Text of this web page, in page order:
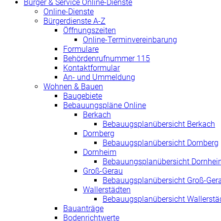
Bürger & Service Online-Dienste
Online-Dienste
Bürgerdienste A-Z
Öffnungszeiten
Online-Terminvereinbarung
Formulare
Behördenrufnummer 115
Kontaktformular
An- und Ummeldung
Wohnen & Bauen
Baugebiete
Bebauungspläne Online
Berkach
Bebauugsplanübersicht Berkach
Dornberg
Bebauugsplanübersicht Dornberg
Dornheim
Bebauungsplanübersicht
Groß-Gerau
Bebauugsplanübersicht Groß-
Wallerstädten
Bebauugsplanübersicht
Bauanträge
Bodenrichtwerte